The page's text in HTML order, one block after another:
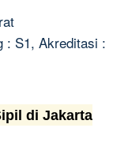
: S1, Akreditasi :
di Jakarta